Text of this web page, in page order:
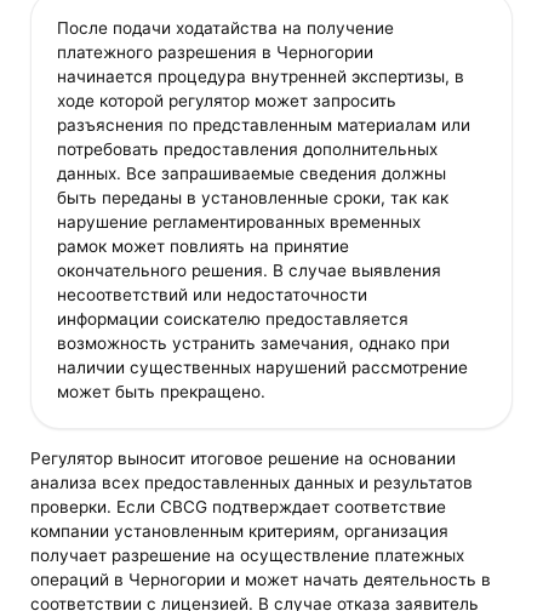
После подачи ходатайства на получение
платежного разрешения в Черногории
начинается процедура внутренней экспертизы, в
ходе которой регулятор может запросить
разъяснения по представленным материалам или
потребовать предоставления дополнительных
данных. Все запрашиваемые сведения должны
быть переданы в установленные сроки, так как
нарушение регламентированных временных
рамок может повлиять на принятие
окончательного решения. В случае выявления
несоответствий или недостаточности
информации соискателю предоставляется
возможность устранить замечания, однако при
наличии существенных нарушений рассмотрение
может быть прекращено.
Регулятор выносит итоговое решение на основании
анализа всех предоставленных данных и результатов
проверки. Если CBCG подтверждает соответствие
компании установленным критериям, организация
получает разрешение на осуществление платежных
операций в Черногории и может начать деятельность в
соответствии с лицензией. В случае отказа заявитель